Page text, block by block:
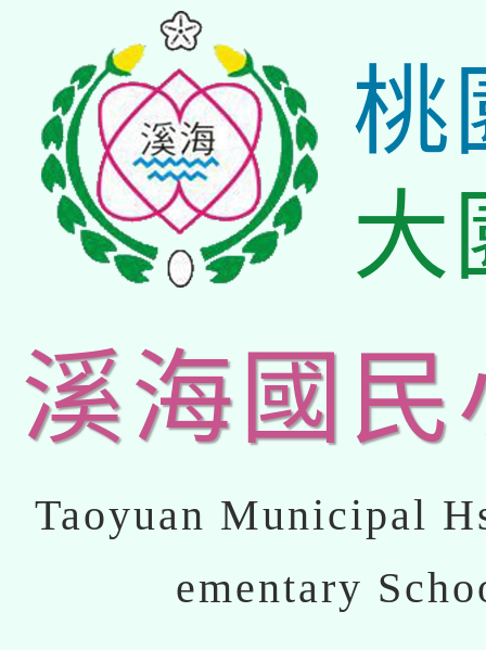
桃
大
溪海國民
Taoyuan Municipal
ementary